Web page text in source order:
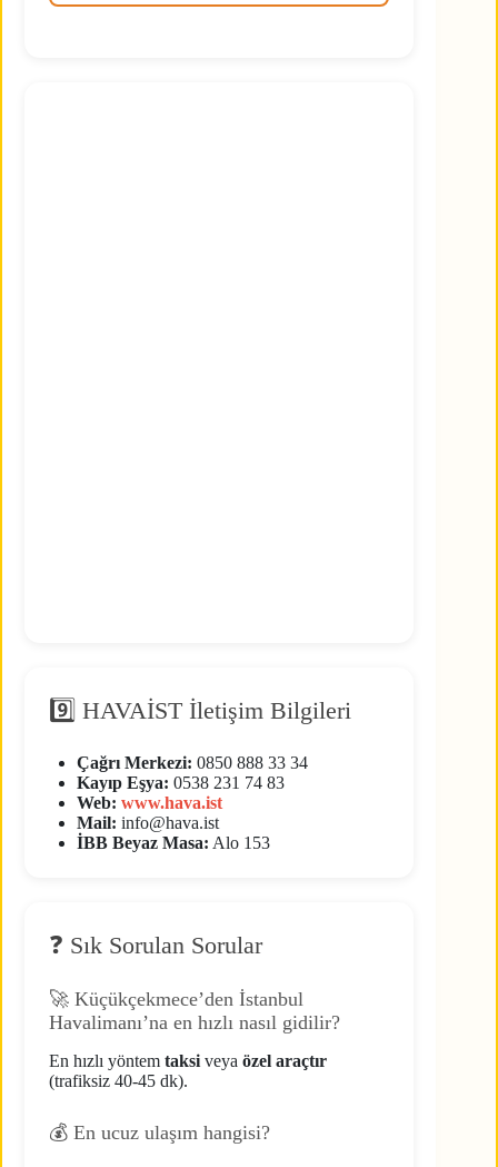
9️⃣ HAVAİST İletişim Bilgileri
Çağrı Merkezi: 0850 888 33 34
Kayıp Eşya: 0538 231 74 83
Web: www.hava.ist
Mail: info@hava.ist
İBB Beyaz Masa: Alo 153
❓ Sık Sorulan Sorular
🚀 Küçükçekmece’den İstanbul
Havalimanı’na en hızlı nasıl gidilir?
En hızlı yöntem taksi veya özel araçtır
(trafiksiz 40-45 dk).
💰 En ucuz ulaşım hangisi?